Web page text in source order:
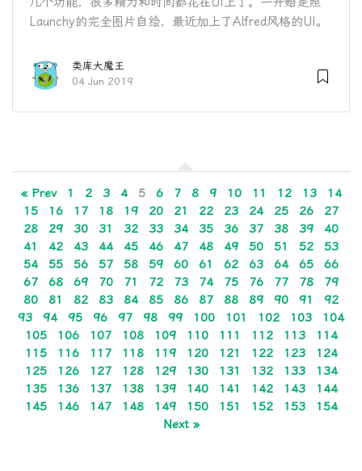
Launchy的完全图片自绘，最近加上了Alfred风格的UI。
类库大魔王
04 Jun 2019
« Prev 1 2 3 4 5 6 7 8 9 10 11 12 13
14
15
16 17 18 19 20 21 22 23 24 25 26
27
28
29 30 31 32 33 34 35 36 37 38 39
40
41
42 43 44 45 46 47 48 49 50 51 52
53
54
55 56 57 58 59 60 61 62 63 64 65
66
67
68 69 70 71 72 73 74 75 76 77 78
79
80
81 82 83 84 85 86 87 88 89 90 91
92
93
94 95 96 97 98 99 100 101 102 103
104
105
106 107 108 109 110 111 112 113
114
115
116 117 118 119 120 121 122 123
124
125
126 127 128 129 130 131 132 133
134
135
136 137 138 139 140 141 142 143
144
145
146 147 148 149 150 151 152 153
154
Next »